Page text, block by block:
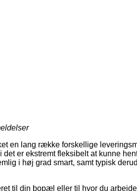
en lang række forskellige
er ekstremt fleksibelt at kunne
i høj grad smart, samt typisk
til din bopæl eller til hvor du